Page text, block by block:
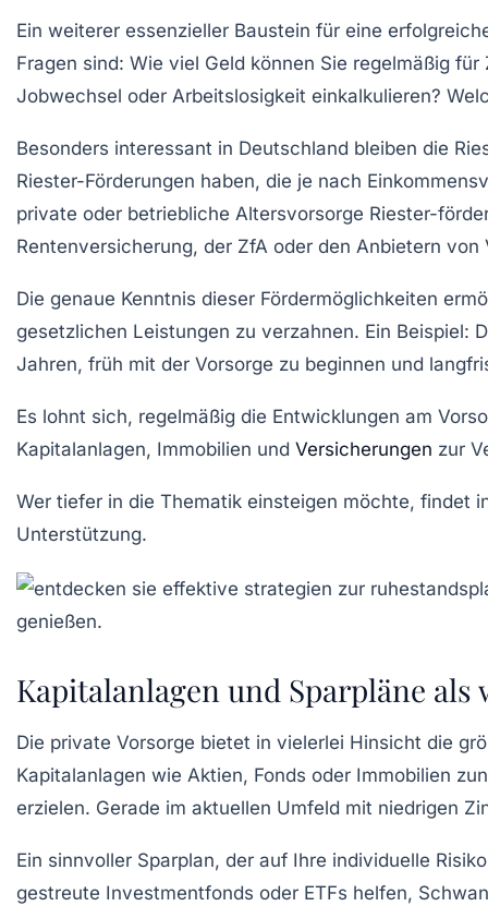
Ein weiterer essenzieller Baustein für eine
Fragen sind: Wie viel Geld können Sie regelmäßig
Jobwechsel oder Arbeitslosigkeit einkalkulieren?
Besonders interessant in Deutschland bleiben die
Riester-Förderungen haben, die je nach
private oder betriebliche Altersvorsorge Riester-
Rentenversicherung, der ZfA oder den Anbietern von
Die genaue Kenntnis dieser Fördermöglichkeiten
gesetzlichen Leistungen zu verzahnen. Ein Beispiel:
Jahren, früh mit der Vorsorge zu beginnen und
Es lohnt sich, regelmäßig die Entwicklungen am
Kapitalanlagen, Immobilien und Versicherungen zur
Wer tiefer in die Thematik einsteigen möchte, findet
Unterstützung.
Kapitalanlagen und Sparpläne
Die private Vorsorge bietet in vielerlei Hinsicht die
Kapitalanlagen wie Aktien, Fonds oder Immobilien
erzielen. Gerade im aktuellen Umfeld mit niedrigen
Ein sinnvoller Sparplan, der auf Ihre individuelle
gestreute Investmentfonds oder ETFs helfen,